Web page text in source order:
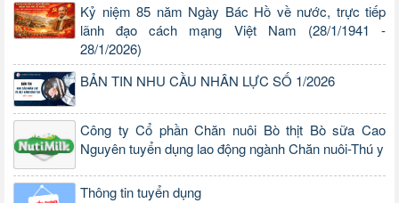
Kỷ niệm 85 năm Ngày Bác Hồ về nước, trực tiếp
lãnh đạo cách mạng Việt Nam (28/1/1941 -
28/1/2026)
BẢN TIN NHU CẦU NHÂN LỰC SỐ 1/2026
Công ty Cổ phần Chăn nuôi Bò thịt Bò sữa Cao
Nguyên tuyển dụng lao động ngành Chăn nuôi-Thú y
Thông tin tuyển dụng